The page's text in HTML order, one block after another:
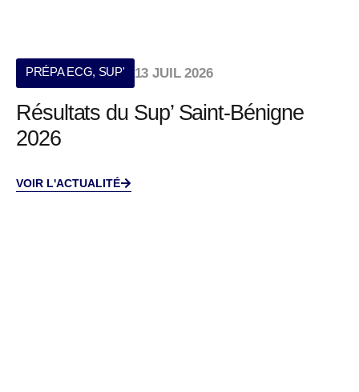
PRÉPA ECG, SUP' 13 JUIL 2026
Résultats du Sup’ Saint-Bénigne
2026
VOIR L'ACTUALITÉ